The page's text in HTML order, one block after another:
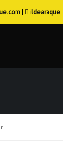
ildearaque